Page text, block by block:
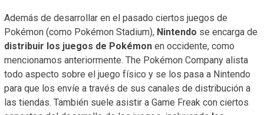
Además de desarrollar en el pasado ciertos juegos de
Pokémon (como Pokémon Stadium), Nintendo se encarga de
distribuir los juegos de Pokémon en occidente, como
mencionamos anteriormente. The Pokémon Company alista
todo aspecto sobre el juego físico y se los pasa a Nintendo
para que los envíe a través de sus canales de distribución a
las tiendas. También suele asistir a Game Freak con ciertos